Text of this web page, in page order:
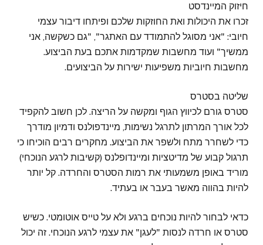
חיזוק המיינדסט
זכרו את היכולות ואת החוזקות שלכם ופיתחו דיבור עצמי
חיובי: "אני מסוגל להתמודד עם האתגר", "גם כשקשה, אני
ממשיך" ועוד מחשבות שמקדמות אתכם בעת הביצוע.
מחשבות חיוביות משפיעות ישירות על הביצועים.
שליטה בסטרס
סטרס גורם לכיווץ הגוף ומקשה על הריצה. לכן חשוב להקפיד
לכל אורך המרתון לתרגל נשימות, מיינדפולנס ודמיון מודרך
כדי לשחרר מתח ולשפר את הביצוע. מחקרים רבים הוכיחו כי
תרגול קבוע של מדיטציות ומיינדופלנס (קשיבות לרגע הנוכחי)
מוריד באופן משמעותי את רמות הסטרס והחרדה. קל יותר
להיות בהווה מאשר בעבר או בעתיד.
כדאי לבחור להיות נוכחים ברגע ולא על טייס אוטומטי. כשיש
סטרס או חרדה לנסות "לעגן" את עצמי לרגע הנוכחי. זה יכול